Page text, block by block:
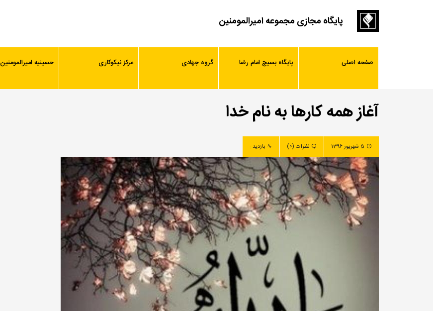
پایگاه مجازی مجموعه امیرالمومنین
صفحه اصلی پایگاه بسیج امام رضا گروه جهادی مرکز نیکوکاری حسینیه امیرالمومنین
آغاز همه کارها به نام خدا
5 شهریور 1396 نظرات (0) بازدید :